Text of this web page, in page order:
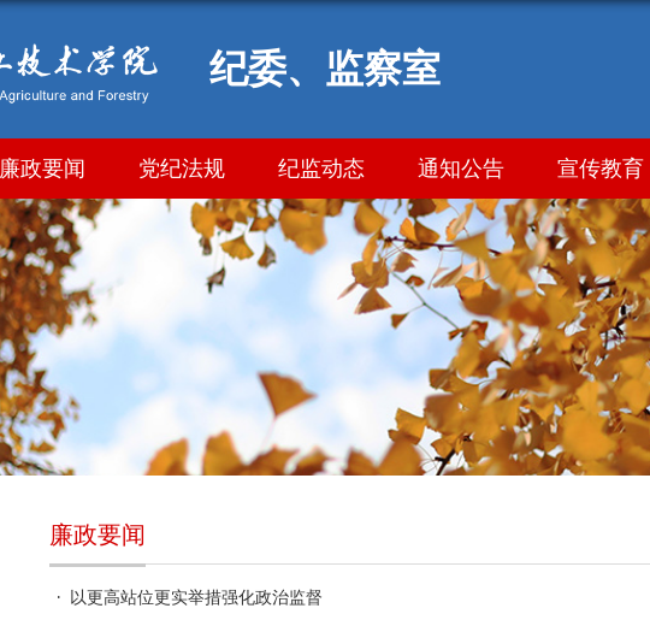
纪委、监察室
廉政要闻 党纪法规 纪监动态 通知公告 宣传教育
廉政要闻
以更高站位更实举措强化政治监督